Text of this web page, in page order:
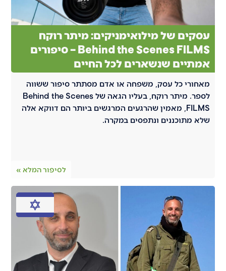
עסקים של מילואימניקים: מיתר רוקח
Behind the Scenes FILMS – סיפורים
אמתיים שנשארים לכל החיים
מאחורי כל עסק, משפחה או אדם מסתתר סיפור ששווה
לספר. מיתר רוקח, בעליו הגאה של Behind the Scenes
FILMS, מאמין שהרגעים המרגשים ביותר הם דווקא אלה
שלא מתוכננים ונתפסים במקרה.
לסיפור המלא »